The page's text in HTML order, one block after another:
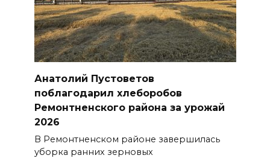
Анатолий Пустоветов
поблагодарил хлеборобов
Ремонтненского района за урожай
2026
В Ремонтненском районе завершилась
уборка ранних зерновых